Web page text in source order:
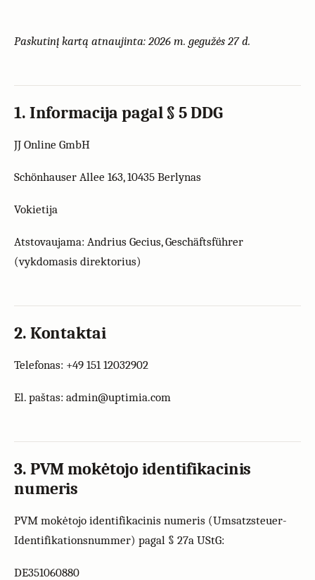
Paskutinį kartą atnaujinta: 2026 m. gegužės 27 d.
1. Informacija pagal § 5 DDG
JJ Online GmbH
Schönhauser Allee 163, 10435 Berlynas
Vokietija
Atstovaujama: Andrius Gecius, Geschäftsführer
(vykdomasis direktorius)
2. Kontaktai
Telefonas: +49 151 12032902
El. paštas: admin@uptimia.com
3. PVM mokėtojo identifikacinis
numeris
PVM mokėtojo identifikacinis numeris (Umsatzsteuer-
Identifikationsnummer) pagal § 27a UStG:
DE351060880